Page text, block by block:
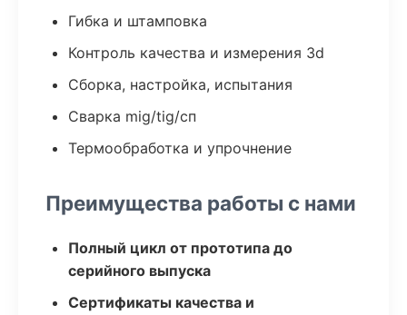
Гибка и штамповка
Контроль качества и измерения 3d
Сборка, настройка, испытания
Сварка mig/tig/сп
Термообработка и упрочнение
Преимущества работы с нами
Полный цикл от прототипа до
серийного выпуска
Сертификаты качества и